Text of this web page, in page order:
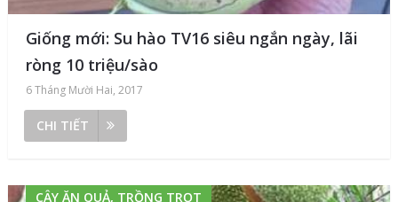
Giống mới: Su hào TV16 siêu ngắn ngày, lãi
ròng 10 triệu/sào
6 Tháng Mười Hai, 2017
CHI TIẾT
CÂY ĂN QUẢ, TRỒNG TRỌT